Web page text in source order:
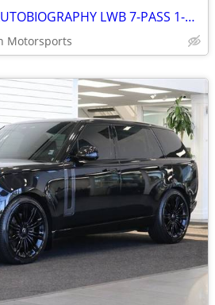
2025 RANGE ROVER AUTOBIOGRAPHY LWB 7-PASS 1-OWNER LAND 2026 2024 G63
Motorsports